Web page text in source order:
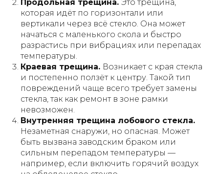
Продольная трещина. Это трещина,
которая идёт по горизонтали или
вертикали через всё стекло. Она может
начаться с маленького скола и быстро
разрастись при вибрациях или перепадах
температуры.
Краевая трещина. Возникает с края стекла
и постепенно ползёт к центру. Такой тип
повреждений чаще всего требует замены
стекла, так как ремонт в зоне рамки
невозможен.
Внутренняя трещина лобового стекла.
Незаметная снаружи, но опасная. Может
быть вызвана заводским браком или
сильным перепадом температуры —
например, если включить горячий воздух